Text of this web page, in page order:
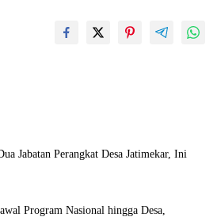
Jabatan Perangkat Desa Jatimekar, Ini
Program Nasional hingga Desa,